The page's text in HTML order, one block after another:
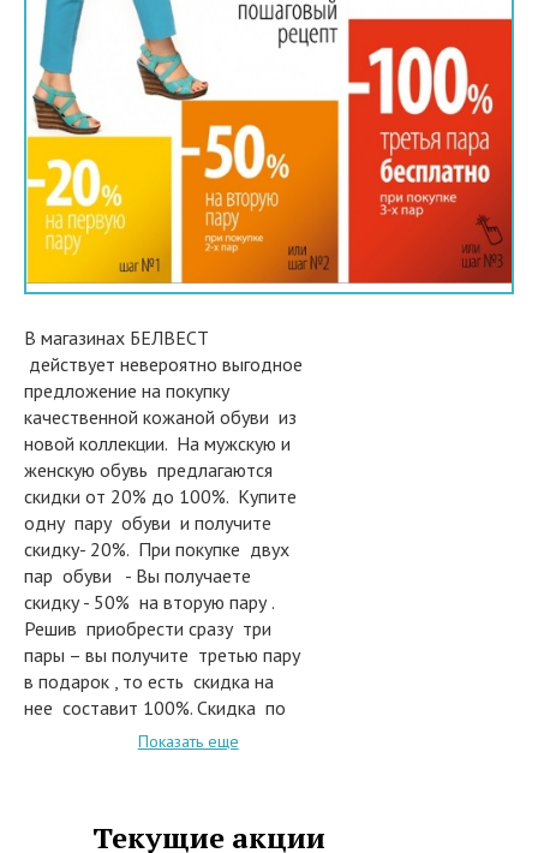
В магазинах БЕЛВЕСТ
действует невероятно выгодное
предложение на покупку
качественной кожаной обуви из
новой коллекции. На мужскую и
женскую обувь предлагаются
скидки от 20% до 100%. Купите
одну пару обуви и получите
скидку- 20%. При покупке двух
пар обуви - Вы получаете
скидку - 50% на вторую пару .
Решив приобрести сразу три
пары – вы получите третью пару
в подарок , то есть скидка на
нее составит 100%. Скидка по
акции предлагается на товары
со скидками по фирменным
Показать еще
Текущие акции